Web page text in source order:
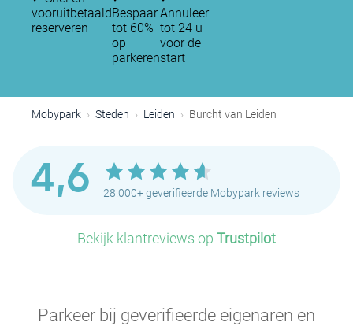
vooruitbetaald
reserveren
Bespaar
tot 60%
op
parkeren
Annuleer
tot 24 u
voor de
start
Mobypark Steden Leiden Burcht van Leiden
4,6 28.000+ geverifieerde Mobypark reviews
Bekijk klantreviews op Trustpilot
Parkeer bij geverifieerde eigenaren en